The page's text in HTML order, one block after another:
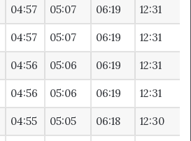
04:57 05:07 06:19 12:31
04:57 05:07 06:19 12:31
04:56 05:06 06:19 12:31
04:56 05:06 06:19 12:31
04:55 05:05 06:18 12:30